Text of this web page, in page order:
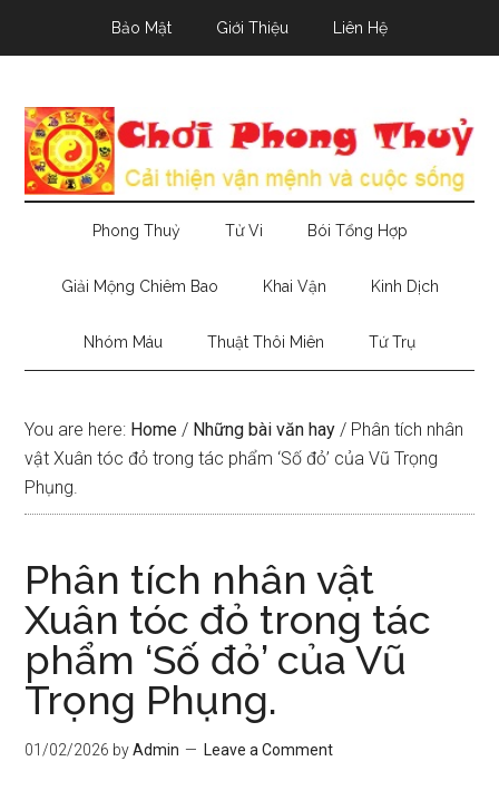
Bảo Mật Giới Thiệu Liên Hệ
Phong Thuỷ Tử Vi Bói Tổng Hợp
Giải Mộng Chiêm Bao Khai Vận Kinh Dịch
Nhóm Máu Thuật Thôi Miên Tứ Trụ
You are here: Home / Những bài văn hay / Phân tích nhân
vật Xuân tóc đỏ trong tác phẩm ‘Số đỏ’ của Vũ Trọng
Phụng.
Phân tích nhân vật
Xuân tóc đỏ trong tác
phẩm ‘Số đỏ’ của Vũ
Trọng Phụng.
01/02/2026 byAdmin Leave a Comment